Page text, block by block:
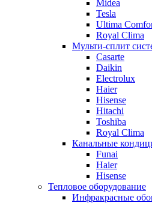
Midea
Tesla
Ultima
Royal Clima
Мульти-сплит
Casarte
Daikin
Electrolux
Haier
Hisense
Hitachi
Toshiba
Royal Clima
Канальные
Funai
Haier
Hisense
Тепловое оборудование
Инфракрасные